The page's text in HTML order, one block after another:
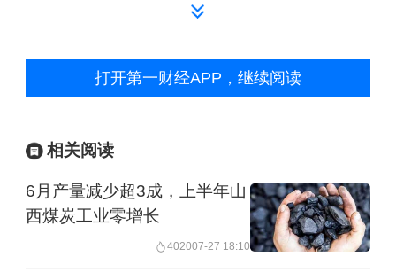
现突破，在固废处置方面研究形成技术
示范准则，在固废工程方面形成系列应
据交科院试点任务完成情况介绍，从30
余种固体废弃物中选取年产量和堆存量
打开第一财经APP，继续阅读
相关阅读
6月产量减少超3成，上半年山
西煤炭工业零增长
402007-27 18:10